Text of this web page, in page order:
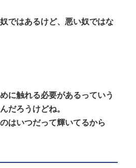
ではあるけど、悪い奴ではな
に触れる必要があるっていう
だろうけどね。
はいつだって輝いてるから